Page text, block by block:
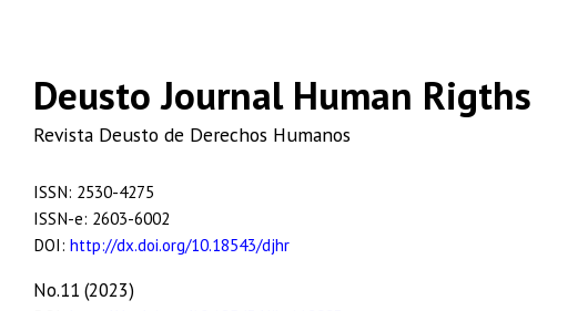
Deusto Journal Human Rigths
Revista Deusto de Derechos Humanos
ISSN: 2530-4275
ISSN-e: 2603-6002
DOI: http://dx.doi.org/10.18543/djhr
No.11 (2023)